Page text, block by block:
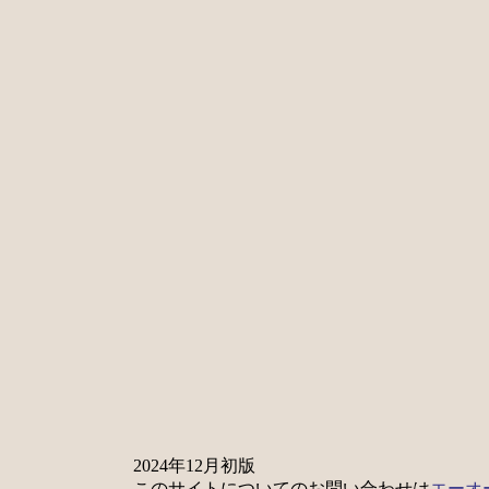
2024年12月初版